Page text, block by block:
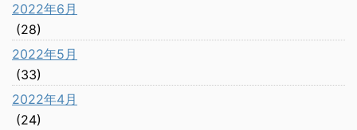
2022年6月
(28)
2022年5月
(33)
2022年4月
(24)